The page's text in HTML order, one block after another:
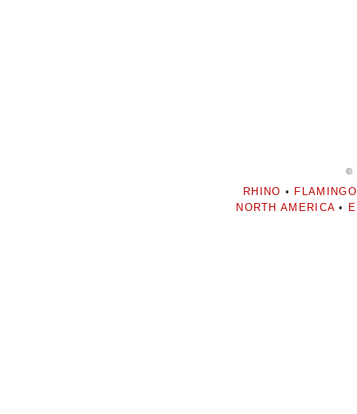
©
RHINO • FLAMINGO
NORTH AMERICA •